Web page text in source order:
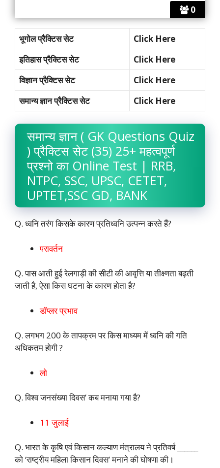
0
भूगोल प्रैक्टिस सेट
Click Here
इतिहास प्रैक्टिस सेट
Click Here
विज्ञान प्रैक्टिस सेट
Click Here
समान्य ज्ञान प्रैक्टिस सेट
Click Here
समान्य ज्ञान ( GK Questions Quiz
) प्रैक्टिस सेट (35) 25+ महत्वपूर्ण
प्रश्नो का Online Test | RRB,
NTPC, SSC, UPSC, CETET,
UPTET,SSC GD, BANK
Q. ध्वनि तरंग किसके कारण प्रतिध्वनि उत्पन्न करते हैं?
परावर्तन
Q. पास आती हुई रेलगाड़ी की सीटी की आवृत्ति या तीक्ष्णता बढ़ती
जाती है, ऐसा किस घटना के कारण होता है?
डॉप्लर प्रभाव
Q. लगभग 200 के तापक्रम पर किस माध्यम में ध्वनि की गति
अधिकतम होगी ?
लो
Q. विश्व जनसंख्या दिवस’ कब मनाया गया है?
11 जुलाई
Q. भारत के कृषि एवं किसान कल्याण मंत्रालय ने प्रतिवर्ष ______
को ‘राष्ट्रीय महिला किसान दिवस’ मनाने की घोषणा की।